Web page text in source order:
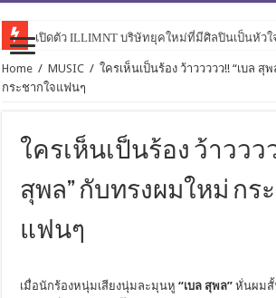
เปิดตัว ILLIMNT บริษัทยุคใหม่ที่มีศิลปินเป็นหัว
Home / MUSIC / ใครเห็นเป็นร้อง ว้าววววว!! “เบล สุ
กระชากใจแฟนๆ
ใครเห็นเป็นร้อง ว้าวววว
สุพล” กับทรงผมใหม่ กร
แฟนๆ
เมื่อนักร้องหนุ่มเสียงนุ่มละมุนหู“เบล สุพล” หั่นผมสั้